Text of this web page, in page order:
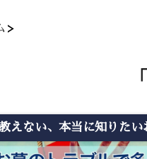
えない、本当に知りたい